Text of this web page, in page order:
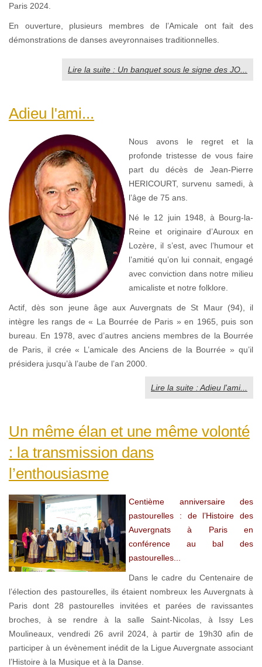
Paris 2024.
En ouverture, plusieurs membres de l’Amicale ont fait des
démonstrations de danses aveyronnaises traditionnelles.
Lire la suite : Un banquet sous le signe des JO...
Adieu l'ami...
Nous avons le regret et la
profonde tristesse de vous faire
part du décès de Jean-Pierre
HERICOURT, survenu samedi, à
l’âge de 75 ans.
Né le 12 juin 1948, à Bourg-la-
Reine et originaire d’Auroux en
Lozère, il s’est, avec l’humour et
l’amitié qu’on lui connait, engagé
avec conviction dans notre milieu
amicaliste et notre folklore.
Actif, dès son jeune âge aux Auvergnats de St Maur (94), il
intègre les rangs de « La Bourrée de Paris » en 1965, puis son
bureau. En 1978, avec d’autres anciens membres de la Bourrée
de Paris, il crée « L’amicale des Anciens de la Bourrée » qu’il
présidera jusqu’à l’aube de l’an 2000.
Lire la suite : Adieu l'ami...
Un même élan et une même volonté
: la transmission dans
l’enthousiasme
Centième anniversaire des
pastourelles : de l’Histoire des
Auvergnats à Paris en
conférence au bal des
pastourelles...
Dans le cadre du Centenaire de
l’élection des pastourelles, ils étaient nombreux les Auvergnats à
Paris dont 28 pastourelles invitées et parées de ravissantes
broches, à se rendre à la salle Saint-Nicolas, à Issy Les
Moulineaux, vendredi 26 avril 2024, à partir de 19h30 afin de
participer à un évènement inédit de la Ligue Auvergnate associant
l’Histoire à la Musique et à la Danse.